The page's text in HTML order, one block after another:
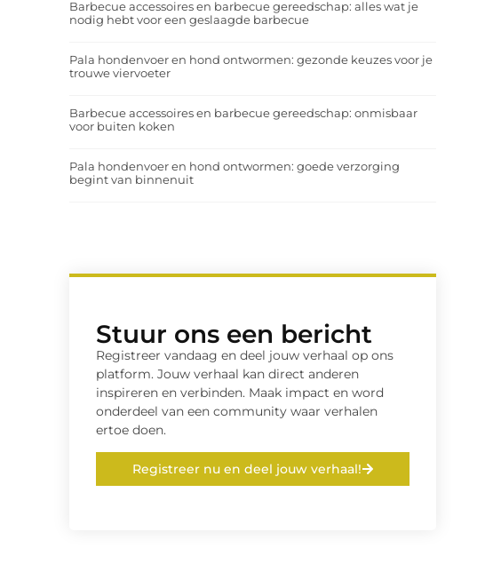
Barbecue accessoires en barbecue gereedschap: alles wat je
nodig hebt voor een geslaagde barbecue
Pala hondenvoer en hond ontwormen: gezonde keuzes voor je
trouwe viervoeter
Barbecue accessoires en barbecue gereedschap: onmisbaar
voor buiten koken
Pala hondenvoer en hond ontwormen: goede verzorging
begint van binnenuit
Stuur ons een bericht
Registreer vandaag en deel jouw verhaal op ons
platform. Jouw verhaal kan direct anderen
inspireren en verbinden. Maak impact en word
onderdeel van een community waar verhalen
ertoe doen.
Registreer nu en deel jouw verhaal!